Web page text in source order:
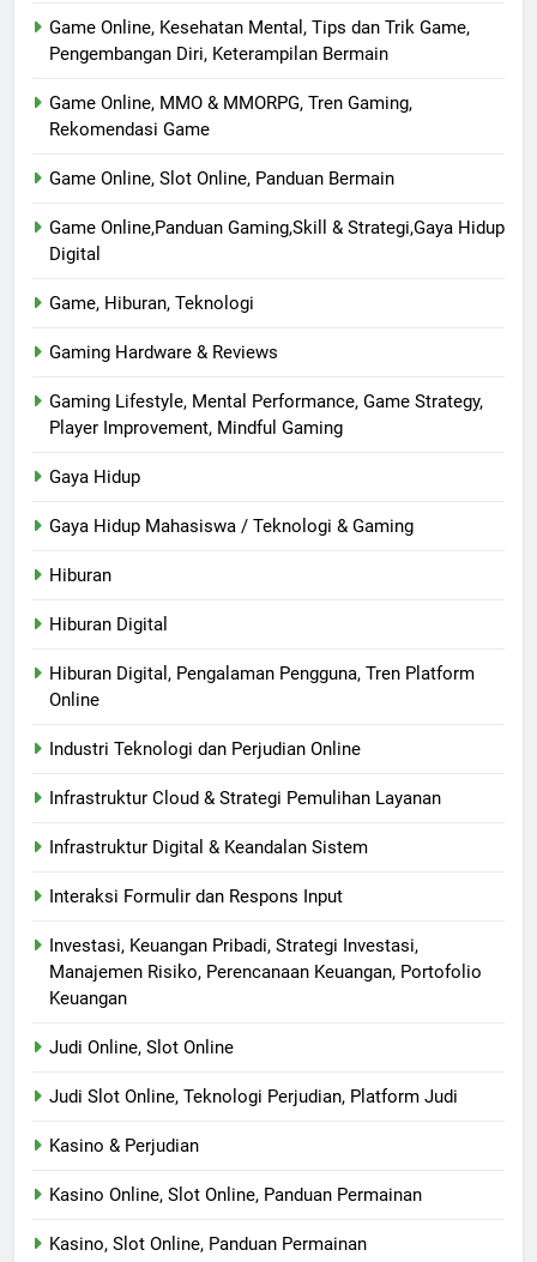
Game Online, Kesehatan Mental, Tips dan Trik Game,
Pengembangan Diri, Keterampilan Bermain
Game Online, MMO & MMORPG, Tren Gaming,
Rekomendasi Game
Game Online, Slot Online, Panduan Bermain
Game Online,Panduan Gaming,Skill & Strategi,Gaya Hidup
Digital
Game, Hiburan, Teknologi
Gaming Hardware & Reviews
Gaming Lifestyle, Mental Performance, Game Strategy,
Player Improvement, Mindful Gaming
Gaya Hidup
Gaya Hidup Mahasiswa / Teknologi & Gaming
Hiburan
Hiburan Digital
Hiburan Digital, Pengalaman Pengguna, Tren Platform
Online
Industri Teknologi dan Perjudian Online
Infrastruktur Cloud & Strategi Pemulihan Layanan
Infrastruktur Digital & Keandalan Sistem
Interaksi Formulir dan Respons Input
Investasi, Keuangan Pribadi, Strategi Investasi,
Manajemen Risiko, Perencanaan Keuangan, Portofolio
Keuangan
Judi Online, Slot Online
Judi Slot Online, Teknologi Perjudian, Platform Judi
Kasino & Perjudian
Kasino Online, Slot Online, Panduan Permainan
Kasino, Slot Online, Panduan Permainan